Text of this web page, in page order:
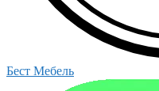
Бест Мебель